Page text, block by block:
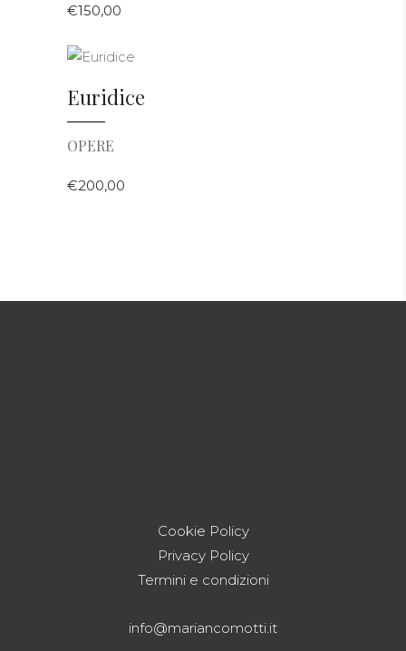
€150,00
Euridice
OPERE
€200,00
Cookie Policy
Privacy Policy
Termini e condizioni
info@mariancomotti.it